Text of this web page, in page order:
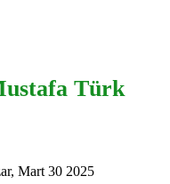
Türk
Mart 30 2025